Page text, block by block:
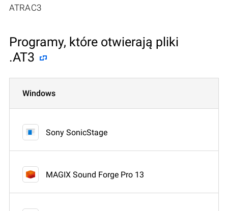
ATRAC3
Programy, które otwierają pliki
.AT3
Windows
Sony SonicStage
MAGIX Sound Forge Pro 13